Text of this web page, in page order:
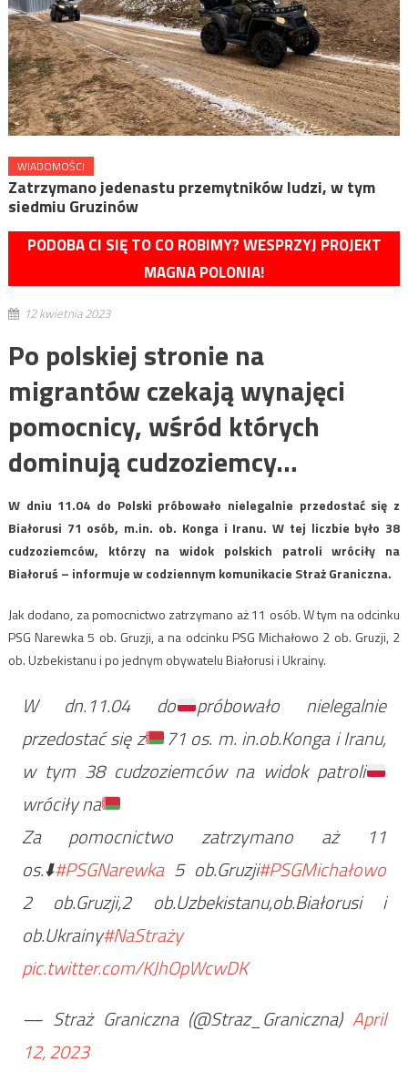
WIADOMOŚCI
Zatrzymano jedenastu przemytników ludzi, w tym
siedmiu Gruzinów
PODOBA CI SIĘ TO CO ROBIMY? WESPRZYJ PROJEKT
MAGNA POLONIA!
12 kwietnia 2023
Po polskiej stronie na
migrantów czekają wynajęci
pomocnicy, wśród których
dominują cudzoziemcy…
W dniu 11.04 do Polski próbowało nielegalnie przedostać się z
Białorusi 71 osób, m.in. ob. Konga i Iranu. W tej liczbie było 38
cudzoziemców, którzy na widok polskich patroli wróciły na
Białoruś – informuje w codziennym komunikacie Straż Graniczna.
Jak dodano, za pomocnictwo zatrzymano aż 11 osób. W tym na odcinku
PSG Narewka 5 ob. Gruzji, a na odcinku PSG Michałowo 2 ob. Gruzji, 2
ob. Uzbekistanu i po jednym obywatelu Białorusi i Ukrainy.
W dn.11.04 do
próbowało nielegalnie
przedostać się z
71 os. m. in.ob.Konga i Iranu,
w tym 38 cudzoziemców na widok patroli
wróciły na
Za pomocnictwo zatrzymano aż 11
os.⬇️#PSGNarewka5 ob.Gruzji#PSGMichałowo
2 ob.Gruzji,2 ob.Uzbekistanu,ob.Białorusi i
ob.Ukrainy#NaStraży
pic.twitter.com/KJhOpWcwDK
— Straż Graniczna (@Straz_Graniczna)April
12, 2023